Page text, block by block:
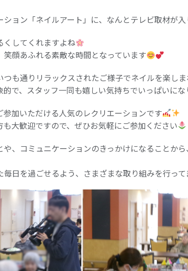
ョン「ネイルアート」に、なんとテレビ取材が
くしてくれますよね
顔あふれる素敵な時間となっています
も通りリラックスされたご様子でネイルを楽し
で、スタッフ一同も嬉しい気持ちでいっぱいにな
加いただける人気のレクリエーションです
も大歓迎ですので、ぜひお気軽にご参加ください
、コミュニケーションのきっかけになることか
日を過ごせるよう、さまざまな取り組みを行っ